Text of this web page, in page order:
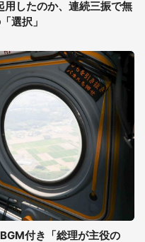
用したのか、連続三振で無
選択」
付き「総理が主役の